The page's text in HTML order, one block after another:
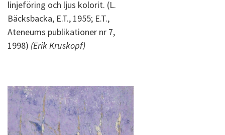
linjeföring och ljus kolorit. (L.
Bäcksbacka, E.T., 1955; E.T.,
Ateneums publikationer nr 7,
1998) (Erik Kruskopf)